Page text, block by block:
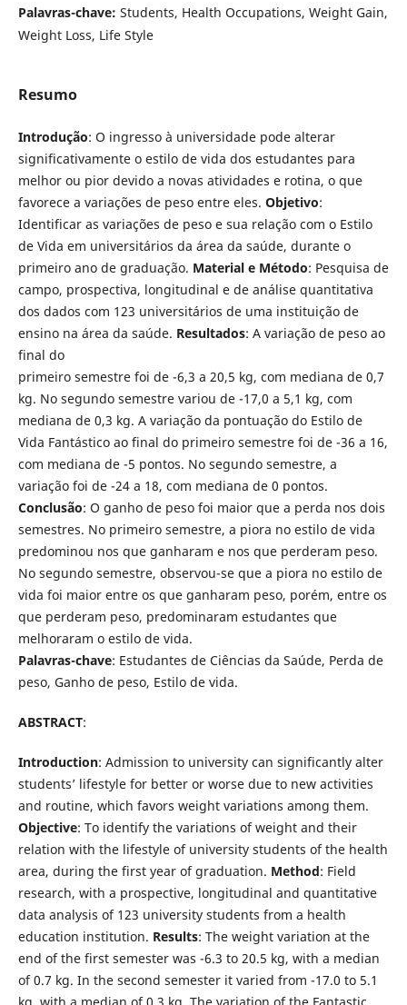
Palavras-chave: Students, Health Occupations, Weight Gain,
Weight Loss, Life Style
Resumo
Introdução: O ingresso à universidade pode alterar
significativamente o estilo de vida dos estudantes para
melhor ou pior devido a novas atividades e rotina, o que
favorece a variações de peso entre eles. Objetivo:
Identificar as variações de peso e sua relação com o Estilo
de Vida em universitários da área da saúde, durante o
primeiro ano de graduação. Material e Método: Pesquisa de
campo, prospectiva, longitudinal e de análise quantitativa
dos dados com 123 universitários de uma instituição de
ensino na área da saúde. Resultados: A variação de peso ao
final do
primeiro semestre foi de -6,3 a 20,5 kg, com mediana de 0,7
kg. No segundo semestre variou de -17,0 a 5,1 kg, com
mediana de 0,3 kg. A variação da pontuação do Estilo de
Vida Fantástico ao final do primeiro semestre foi de -36 a 16,
com mediana de -5 pontos. No segundo semestre, a
variação foi de -24 a 18, com mediana de 0 pontos.
Conclusão: O ganho de peso foi maior que a perda nos dois
semestres. No primeiro semestre, a piora no estilo de vida
predominou nos que ganharam e nos que perderam peso.
No segundo semestre, observou-se que a piora no estilo de
vida foi maior entre os que ganharam peso, porém, entre os
que perderam peso, predominaram estudantes que
melhoraram o estilo de vida.
Palavras-chave: Estudantes de Ciências da Saúde, Perda de
peso, Ganho de peso, Estilo de vida.
ABSTRACT:
Introduction: Admission to university can significantly alter
students’ lifestyle for better or worse due to new activities
and routine, which favors weight variations among them.
Objective: To identify the variations of weight and their
relation with the lifestyle of university students of the health
area, during the first year of graduation. Method: Field
research, with a prospective, longitudinal and quantitative
data analysis of 123 university students from a health
education institution. Results: The weight variation at the
end of the first semester was -6.3 to 20.5 kg, with a median
of 0.7 kg. In the second semester it varied from -17.0 to 5.1
kg, with a median of 0.3 kg. The variation of the Fantastic